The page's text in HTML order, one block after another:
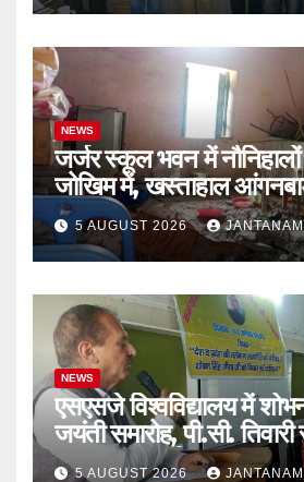
NEWS
जर्जर स्कूल भवन में
जोखिम में, खस्ताहाल
जागा प्रशासन
5 AUGUST 2026
NEWS
एसएसजे विश्वविद्यालय में
जयंती समारोह, पी.सी. तिवारी
छात्र हुए सम्मानित
5 AUGUST 2026